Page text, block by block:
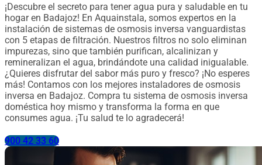
¡Descubre el secreto para tener agua pura y saludable en tu
hogar en Badajoz! En Aquainstala, somos expertos en la
instalación de sistemas de osmosis inversa vanguardistas
con 5 etapas de filtración. Nuestros filtros no solo eliminan
impurezas, sino que también purifican, alcalinizan y
remineralizan el agua, brindándote una calidad inigualable.
¿Quieres disfrutar del sabor más puro y fresco? ¡No esperes
más! Contamos con los mejores instaladores de osmosis
inversa en Badajoz. Compra tu sistema de osmosis inversa
doméstica hoy mismo y transforma la forma en que
consumes agua. ¡Tu salud te lo agradecerá!
900 42 33 60